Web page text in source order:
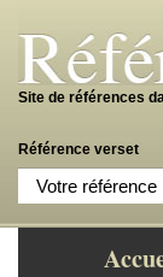
Site de références
Référence verset